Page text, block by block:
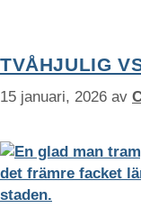
TVÅHJULIG
15 januari, 2026 av
viss funktionalitet
hemsidan.
Marknadsförings-
cookies används